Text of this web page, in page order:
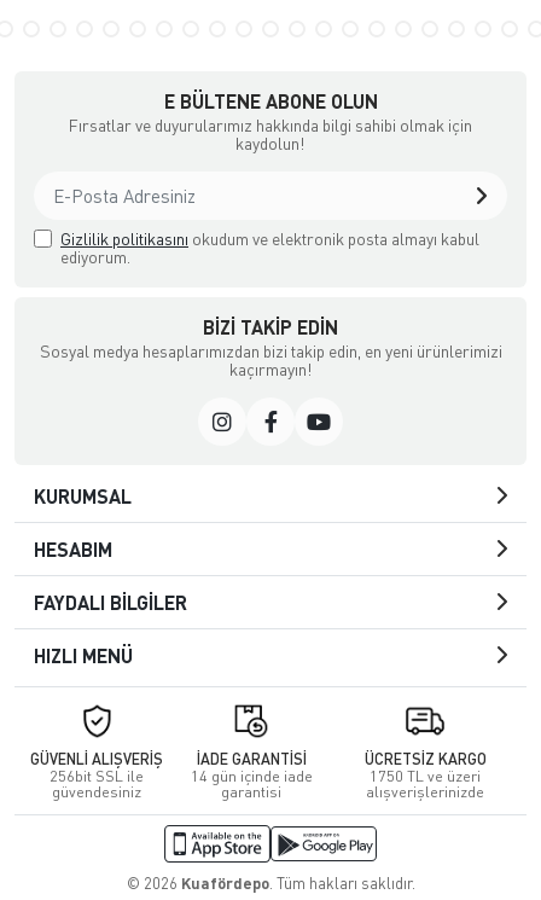
E BÜLTENE ABONE OLUN
Fırsatlar ve duyurularımız hakkında bilgi sahibi olmak için
kaydolun!
Gizlilik politikasını okudum ve elektronik posta almayı kabul
ediyorum.
BIZI TAKIP EDIN
Sosyal medya hesaplarımızdan bizi takip edin, en yeni ürünlerimizi
kaçırmayın!
KURUMSAL
HESABIM
FAYDALI BİLGİLER
HIZLI MENÜ
GÜVENLİ ALIŞVERİŞ
256bit SSL ile
güvendesiniz
İADE GARANTİSİ
14 gün içinde iade
garantisi
ÜCRETSİZ KARGO
1750 TL ve üzeri
alışverişlerinizde
© 2026 Kuafördepo. Tüm hakları saklıdır.